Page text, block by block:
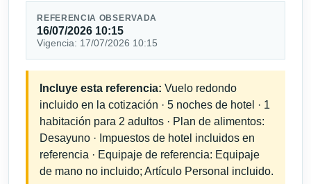
REFERENCIA OBSERVADA
16/07/2026 10:15
Vigencia: 17/07/2026 10:15
Incluye esta referencia: Vuelo redondo
incluido en la cotización · 5 noches de hotel · 1
habitación para 2 adultos · Plan de alimentos:
Desayuno · Impuestos de hotel incluidos en
referencia · Equipaje de referencia: Equipaje
de mano no incluido; Artículo Personal incluido.